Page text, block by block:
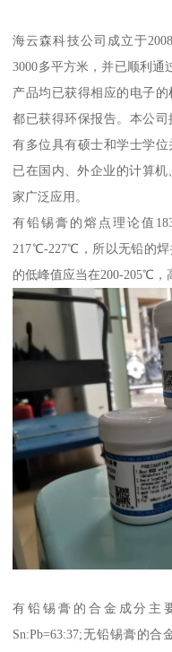
海云森科技公司成立于
3000多平方米，并已顺利通
产品均已获得相应的电子
都已获得环保报告。本公
有多位具有硕士和学士学位
已在国内、外企业的计算
家广泛应用。
有铅锡膏的熔点理论值
217℃-227℃，所以无铅的
的低峰值应当在200-205℃，
有铅锡膏的合金成分主
Sn:Pb=63:37;无铅锡膏的